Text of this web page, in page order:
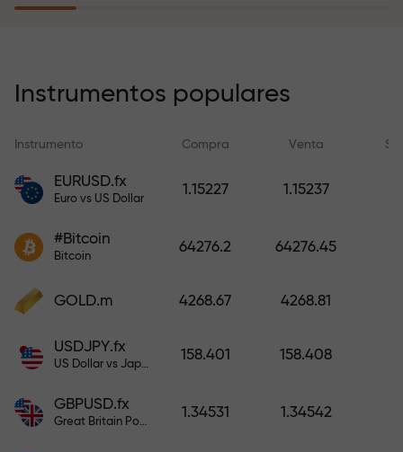
recargar su cuenta.
compensa sus pérdidas y
garantiza triplicar el beneficio
tranquilidad: su capital está
bono mil veces mayor que su
depósito, mayor será el
Instrumentos populares
Instrumento Compra Venta
EURUSD.fx
Euro vs US Dollar
1.15227 1.15237
#Bitcoin
Bitcoin
64276.2 64276.45
GOLD.m 4268.67 4268.81
USDJPY.fx
US Dollar vs Japanese Yen
158.401 158.408
GBPUSD.fx
Great Britain Pound vs US Dollar
1.34531 1.34542